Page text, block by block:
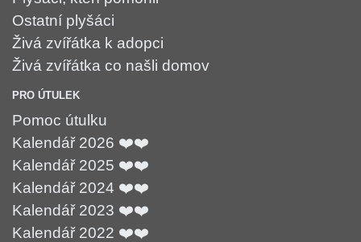
Ostatní plyšáci
Živá zvířátka k adopci
Živá zvířátka co našli domov
PRO ÚTULEK
Pomoc útulku
Kalendář 2026 ❤️❤️
Kalendář 2025 ❤️❤️
Kalendář 2024 ❤️❤️
Kalendář 2023 ❤️❤️
Kalendář 2022 ❤️❤️